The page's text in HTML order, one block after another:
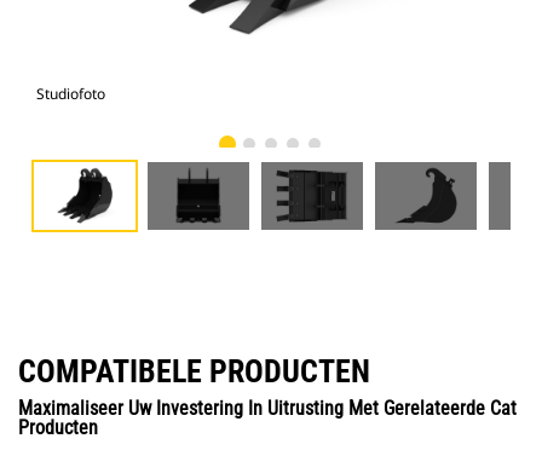
Studiofoto
COMPATIBELE PRODUCTEN
Maximaliseer Uw Investering In Uitrusting Met Gerelateerde Cat
Producten